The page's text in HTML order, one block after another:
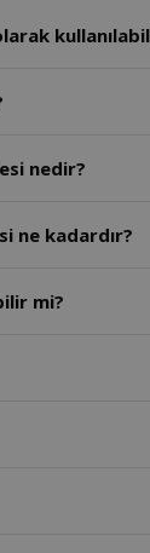
nedir?
ne kadardır?
mi?